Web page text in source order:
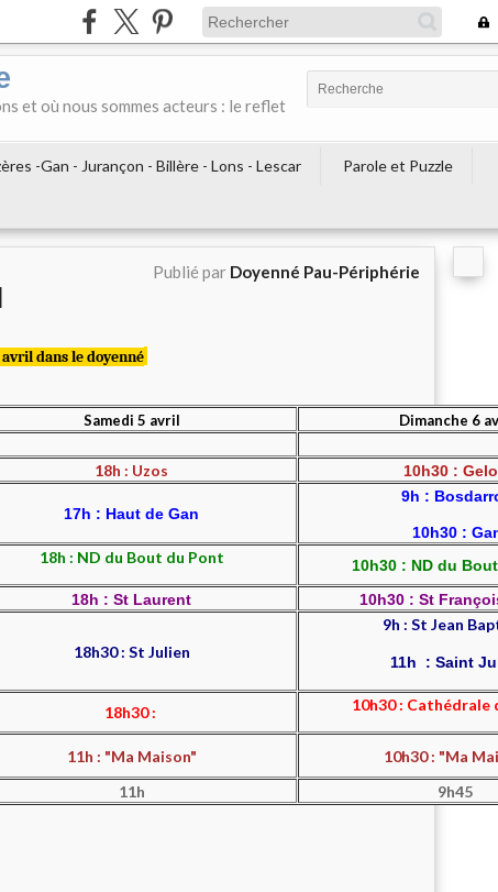
et où nous sommes acteurs : le reflet
-Gan - Jurançon - Billère - Lons - Lescar
Parole et Puzzle
Publié par Doyenné Pau-Périphérie
dans le doyenné
Samedi 5 avril Dimanche 6
18h : Uzos 10h30 :
17h : Haut de Gan
9h :
10h30 :
18h : ND du Bout du Pont
10h30 : ND du
18h : St Laurent 10h30 : St
18h30 : St Julien
9h : St Jean
11h : Saint
18h30 : 10h30 : Cathédrale
11h : "Ma Maison"
10h30 : "Ma
11h 9h45